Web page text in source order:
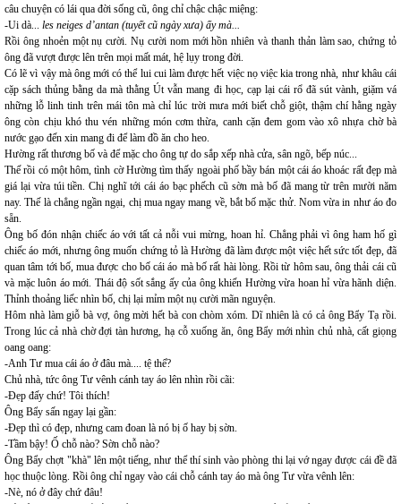
câu chuyện có lái qua đời sống cũ, ông chỉ chậc chậc miệng:
-Ui dà... les neiges d’antan (tuyết cũ ngày xưa) ấy mà...
Rồi ông nhoẻn một nụ cười. Nụ cười nom mới hồn nhiên và thanh thản làm sao, chứng tỏ
ông đã vượt được lên trên mọi mất mát, hệ lụy trong đời.
Có lẽ vì vậy mà ông mới có thể lui cui làm được hết việc nọ việc kia trong nhà, như khâu cái
cặp sách thủng bằng da mà thằng Út vẫn mang đi học, cạp lại cái rổ đã sút vành, giặm vá
những lỗ linh tinh trên mái tôn mà chỉ lúc trời mưa mới biết chỗ giột, thậm chí hằng ngày
ông còn chịu khó thu vén những món cơm thừa, canh cặn đem gom vào xô nhựa chờ bà
nước gạo đến xin mang đi để làm đồ ăn cho heo.
Hường rất thương bố và để mặc cho ông tự do sắp xếp nhà cửa, sân ngõ, bếp núc...
Thế rồi có một hôm, tình cờ Hường tìm thấy ngoài phố bầy bán một cái áo khoác rất đẹp mà
giá lại vừa túi tiền. Chị nghĩ tới cái áo bạc phếch cũ sờn mà bố đã mang từ trên mười năm
nay. Thế là chẳng ngần ngại, chị mua ngay mang về, bắt bố mặc thử. Nom vừa in như áo đo
sẵn.
Ông bố đón nhận chiếc áo với tất cả nỗi vui mừng, hoan hỉ. Chẳng phải vì ông ham hố gì
chiếc áo mới, nhưng ông muốn chứng tỏ là Hường đã làm được một việc hết sức tốt đẹp, đã
quan tâm tới bố, mua được cho bố cái áo mà bố rất hài lòng. Rồi từ hôm sau, ông thải cái cũ
và mặc luôn áo mới. Thái độ sốt sắng ấy của ông khiến Hường vừa hoan hỉ vừa hãnh diện.
Thỉnh thoảng liếc nhìn bố, chị lại mỉm một nụ cười mãn nguyện.
Hôm nhà làm giỗ bà vợ, ông mời hết bà con chòm xóm. Dĩ nhiên là có cả ông Bẩy Tạ rồi.
Trong lúc cả nhà chờ đợi tàn hương, hạ cỗ xuống ăn, ông Bẩy mới nhìn chủ nhà, cất giọng
oang oang:
-Anh Tư mua cái áo ở đâu mà.... tệ thế?
Chủ nhà, tức ông Tư vênh cánh tay áo lên nhìn rồi cãi:
-Đẹp đấy chứ! Tôi thích!
Ông Bẩy sấn ngay lại gần:
-Đẹp thì có đẹp, nhưng cam đoan là nó bị ố hay bị sờn.
-Tầm bậy! Ố chỗ nào? Sờn chỗ nào?
Ông Bẩy chợt "khà" lên một tiếng, như thể thí sinh vào phòng thi lại vớ ngay được cái đề đã
học thuộc lòng. Rồi ông chỉ ngay vào cái chỗ cánh tay áo mà ông Tư vừa vênh lên:
-Nè, nó ở đây chứ đâu!